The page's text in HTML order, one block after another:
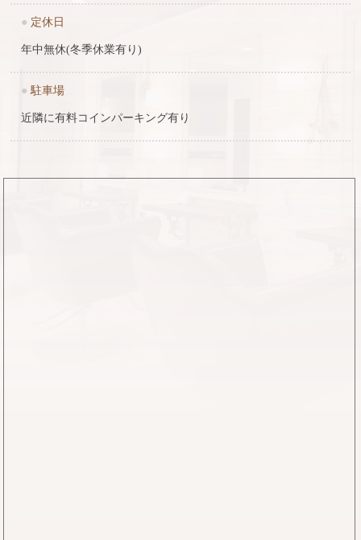
● 定休日
年中無休(冬季休業有り)
● 駐車場
近隣に有料コインパーキング有り